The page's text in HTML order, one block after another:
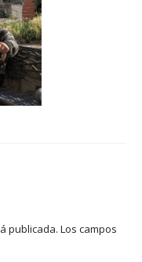
publicada. Los campos